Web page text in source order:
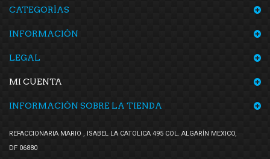
CATEGORÍAS
INFORMACIÓN
LEGAL
MI CUENTA
INFORMACIÓN SOBRE LA TIENDA
REFACCIONARIA MARIO , ISABEL LA CATOLICA 495 COL. ALGARÍN MEXICO,
DF 06880